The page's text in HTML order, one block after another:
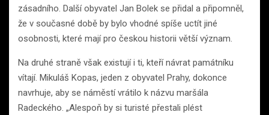
zásadního. Další obyvatel Jan Bolek se přidal a připomněl,
že v současné době by bylo vhodné spíše uctít jiné
osobnosti, které mají pro českou historii větší význam.
Na druhé straně však existují i ti, kteří návrat památníku
vítají. Mikuláš Kopas, jeden z obyvatel Prahy, dokonce
navrhuje, aby se náměstí vrátilo k názvu maršála
Radeckého. „Alespoň by si turisté přestali plést